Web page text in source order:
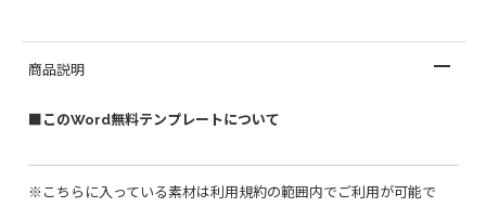
商品説明
■このWord無料テンプレートについて
※こちらに入っている素材は利用規約の範囲内でご利用が可能で